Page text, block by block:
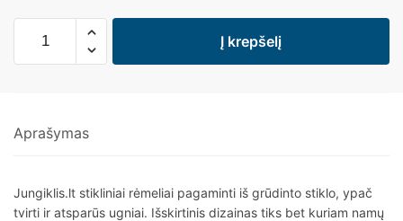
Į krepšelį
Aprašymas
Jungiklis.lt stikliniai rėmeliai pagaminti iš grūdinto stiklo, ypač
tvirti ir atsparūs ugniai. Išskirtinis dizainas tiks bet kuriam namų